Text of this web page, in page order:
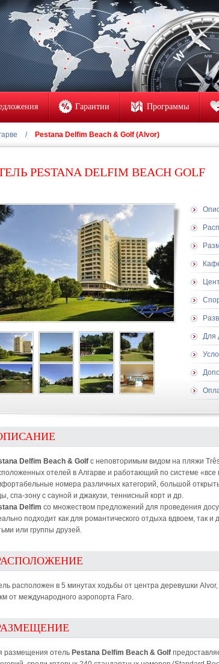
Гарантии Программы
/ Pestana Delfim Beach & Golf (Alvor)
PESTANA DELFIM BEACH GOLF
Для
Delfim Beach & Golf с неповторимым видом на пляжи
отелей в Алгарве и работающий по системе «все
номера различных категорий, большой
спа-зону с сауной и джакузи, теннисный корт и др.
Delfim со множеством предложений для проведения
подходит как для романтического отдыха вдвоем, так
или группы друзей.
расположен в 5 минутах ходьбы от центра деревушки
от международного аэропорта Faro.
размещения отель Pestana Delfim Beach & Golf